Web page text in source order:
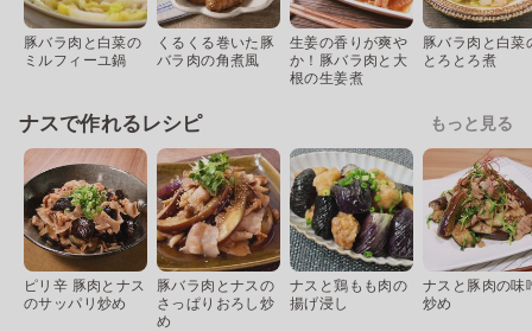
豚バラ肉と白菜の
ミルフィーユ鍋
くるくる巻いた豚
バラ肉の角煮風
生姜の香りが爽や
か！豚バラ肉と大
根の生姜煮
豚バラ肉と白菜
とろとろ煮
ナスで作れるレシピ もっと見る
ピリ辛 豚肉とナス
のサッパリ炒め
豚バラ肉とナスの
さっぱりおろし炒
め
ナスと鶏もも肉の
揚げ浸し
ナスと豚肉の味
炒め